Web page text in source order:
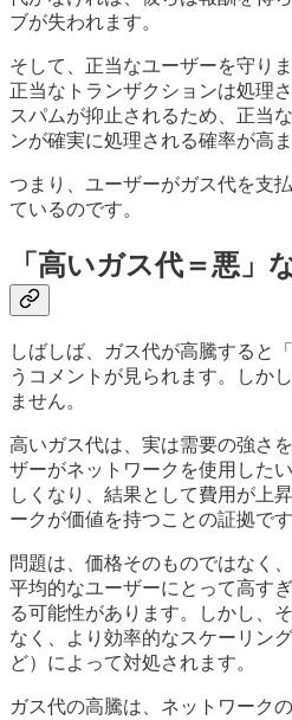
ブが失われます。
そして、正当なユーザーを守り
正当なトランザクションは処理
スパムが抑止されるため、正当
ンが確実に処理される確率が高ま
つまり、ユーザーがガス代を支
ているのです。
「高いガス代＝悪」
しばしば、ガス代が高騰すると
うコメントが見られます。しか
ません。
高いガス代は、実は需要の強さ
ザーがネットワークを使用した
しくなり、結果として費用が上
ークが価値を持つことの証拠です
問題は、価格そのものではなく
平均的なユーザーにとって高す
る可能性があります。しかし、
なく、より効率的なスケーリン
ど）によって対処されます。
ガス代の高騰は、ネットワーク